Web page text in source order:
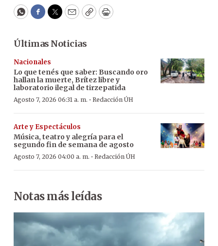
WhatsApp
Facebook
Twitter
EmailCopyPrint
Últimas Noticias
Nacionales
Lo que tenés que saber: Buscando oro
hallan la muerte, Brítez libre y
laboratorio ilegal de tirzepatida
Agosto 7, 2026 06:31 a. m. · Redacción ÚH
Arte y Espectáculos
Música, teatro y alegría para el
segundo fin de semana de agosto
Agosto 7, 2026 04:00 a. m. · Redacción ÚH
Notas más leídas